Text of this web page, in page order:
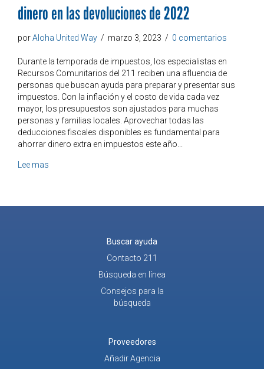
dinero en las devoluciones de 2022
porAloha United Way / marzo 3, 2023 / 0 comentarios
Durante la temporada de impuestos, los especialistas en
Recursos Comunitarios del 211 reciben una afluencia de
personas que buscan ayuda para preparar y presentar sus
impuestos. Con la inflación y el costo de vida cada vez
mayor, los presupuestos son ajustados para muchas
personas y familias locales. Aprovechar todas las
deducciones fiscales disponibles es fundamental para
ahorrar dinero extra en impuestos este año...
Lee mas
Buscar ayuda
Contacto 211
Búsqueda en línea
Consejos para la
búsqueda
Proveedores
Añadir Agencia